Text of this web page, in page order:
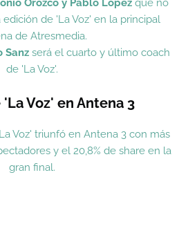
Orozco y Pablo López que no
de 'La Voz' en la principal
de Atresmedia.
Sanz será el cuarto y último coach
de 'La Voz'.
Voz' en Antena 3
Voz' triunfó en Antena 3 con más
y el 20,8% de share en la
gran final.